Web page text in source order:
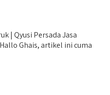
| Qyusi Persada Jasa
Ghais, artikel ini cuma